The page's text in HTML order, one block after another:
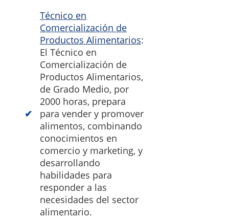
Técnico en
Comercialización de
Productos Alimentarios:
El Técnico en
Comercialización de
Productos Alimentarios,
de Grado Medio, por
2000 horas, prepara
para vender y promover
alimentos, combinando
conocimientos en
comercio y marketing, y
desarrollando
habilidades para
responder a las
necesidades del sector
alimentario.